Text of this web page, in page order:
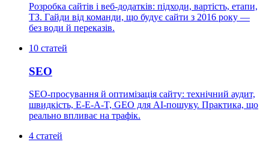
Розробка сайтів і веб-додатків: підходи, вартість, етапи,
ТЗ. Гайди від команди, що будує сайти з 2016 року —
без води й переказів.
10 статей
SEO
SEO-просування й оптимізація сайту: технічний аудит,
швидкість, E-E-A-T, GEO для AI-пошуку. Практика, що
реально впливає на трафік.
4 статей